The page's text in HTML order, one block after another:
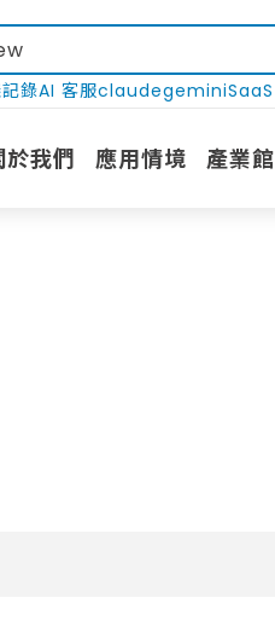
錄AI 客服claudegeminiSaaS
於我們 應用情境 產業館